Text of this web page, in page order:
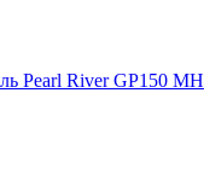
Pearl River GP150 MH